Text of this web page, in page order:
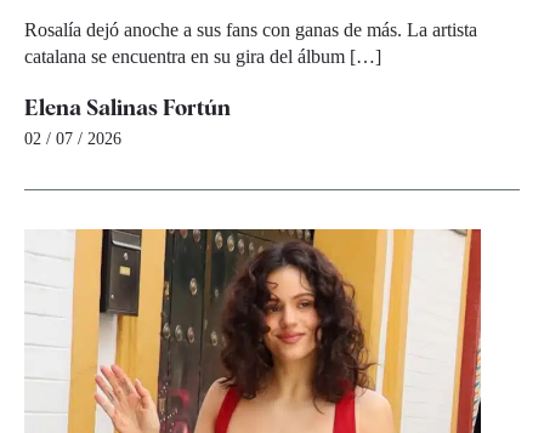
Rosalía dejó anoche a sus fans con ganas de más. La artista
catalana se encuentra en su gira del álbum […]
Elena Salinas Fortún
02 / 07 / 2026